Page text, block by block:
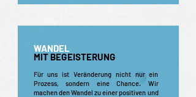
WANDEL
MIT BEGEISTERUNG
Für uns ist Veränderung nicht nur ein
Prozess, sondern eine Chance. Wir
machen den Wandel zu einer positiven und